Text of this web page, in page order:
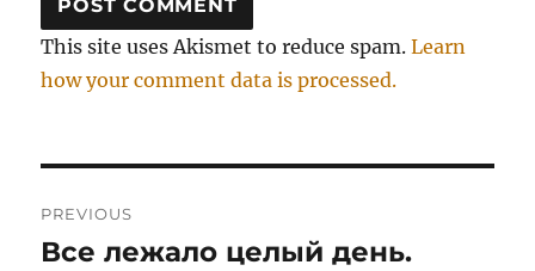
This site uses Akismet to reduce spam.Learn
how your comment data is processed.
navigation
PREVIOUS
Previous
Все лежало целый день.